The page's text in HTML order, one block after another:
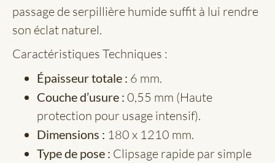
passage de serpillière humide suffit à lui rendre
son éclat naturel.
Caractéristiques Techniques :
Épaisseur totale : 6 mm.
Couche d’usure : 0,55 mm (Haute
protection pour usage intensif).
Dimensions : 180 x 1210 mm.
Type de pose : Clipsage rapide par simple